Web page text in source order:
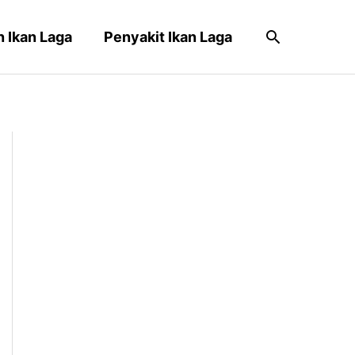
Ikan Laga Penyakit Ikan Laga Search